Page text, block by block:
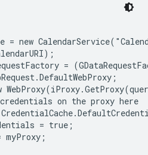
= new
=
on the proxy here
= true;